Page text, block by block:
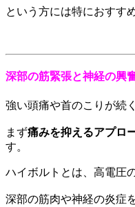
という方には特におすす
深部の筋緊張と神経の興
強い頭痛や首のこりが続
まず痛みを抑えるアプロ
す。
ハイボルトとは、高電圧
深部の筋肉や神経の炎症